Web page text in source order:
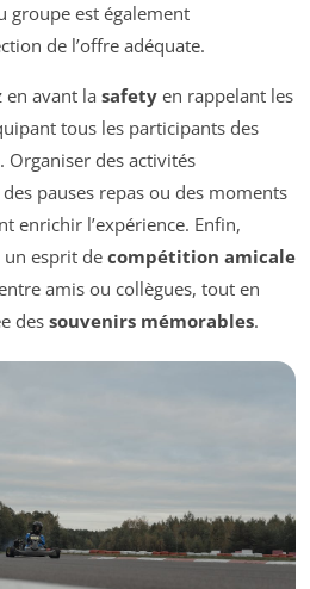
groupe est également
de l’offre adéquate.
en avant la safety en rappelant les
tous les participants des
. Organiser des activités
pauses repas ou des moments
enrichir l’expérience. Enfin,
un esprit de compétition amicale
amis ou collègues, tout en
des souvenirs mémorables.